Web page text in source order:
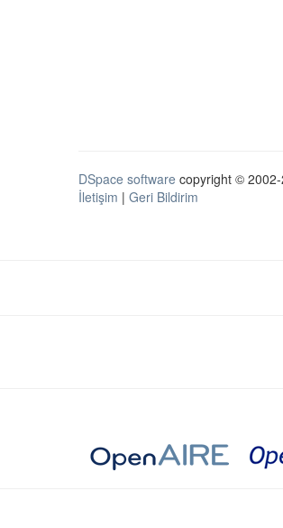
DSpace software copyright ©
İletişim | Geri Bildirim